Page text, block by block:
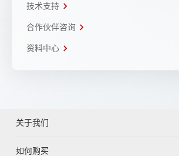
技术支持
合作伙伴咨询
资料中心
关于我们
如何购买